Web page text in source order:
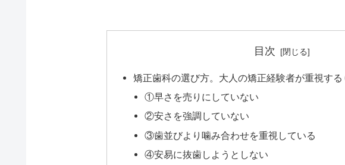
歯列矯正開始から２年３ヶ月、ブラケット
が知りたい方は必見です。
dent.kennakagawa.com
歯列矯正をしたいけど、矯正歯科が多すぎてどこを選べばい